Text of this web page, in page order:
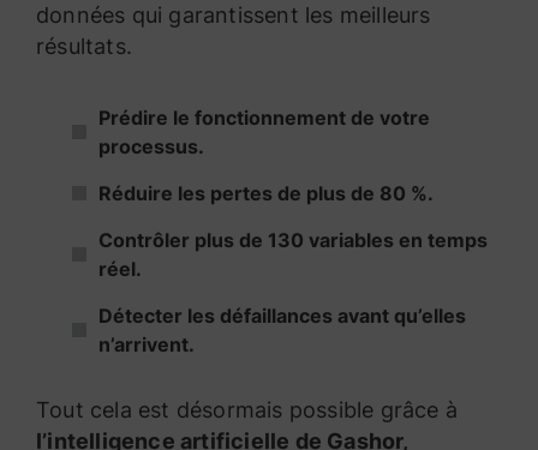
données qui garantissent les meilleurs
résultats.
Prédire le fonctionnement de votre
processus.
Réduire les pertes de plus de 80 %.
Contrôler plus de 130 variables en temps
réel.
Détecter les défaillances avant qu’elles
n’arrivent.
Tout cela est désormais possible grâce à
l’intelligence artificielle de Gashor,